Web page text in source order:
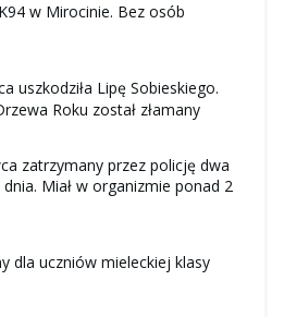
w Mirocinie. Bez osób
uszkodziła Lipę Sobieskiego.
Roku został złamany
zatrzymany przez policję dwa
Miał w organizmie ponad 2
dla uczniów mieleckiej klasy